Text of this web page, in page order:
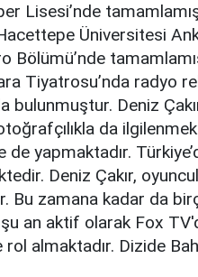
Lisesi’nde
Üniversitesi
Bölümü’nde
Tiyatrosu’nda radyo
bulunmuştur. Deniz
da
de yapmaktadır.
Deniz Çakır,
Bu zamana kadar da
şu an aktif olarak Fox
almaktadır. Dizide